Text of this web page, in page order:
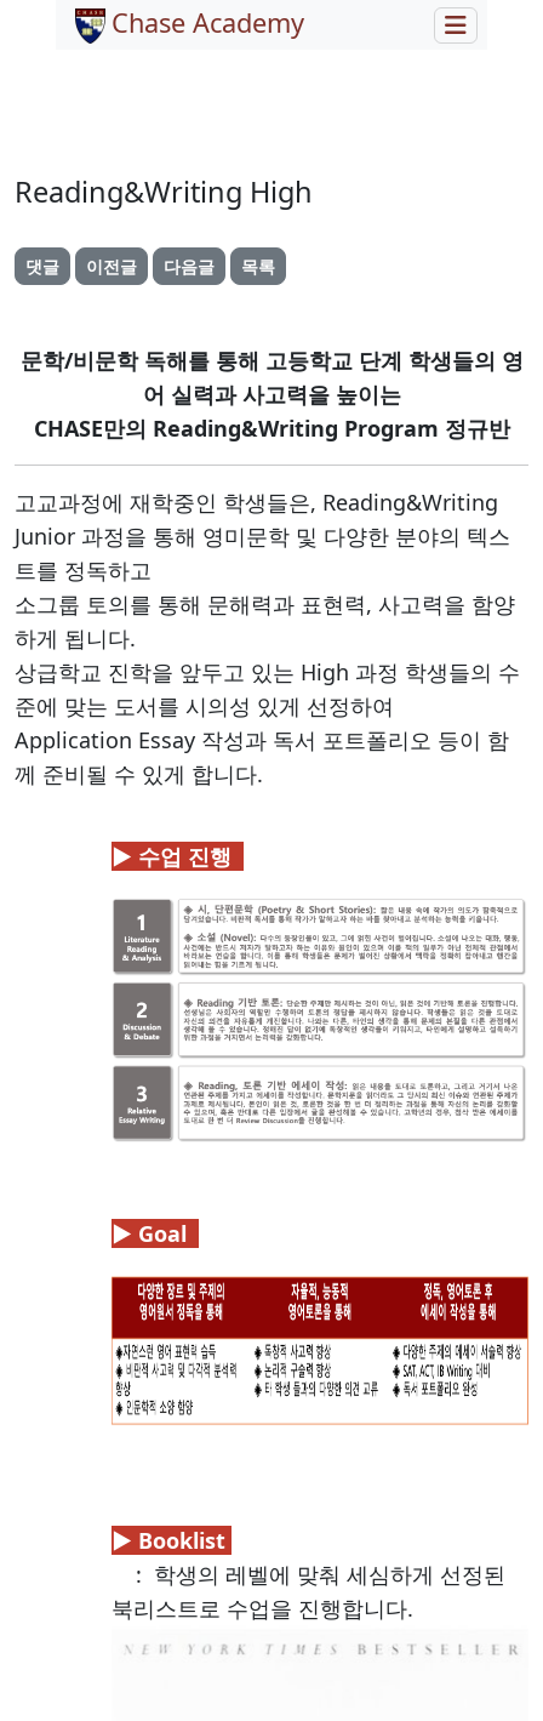
Chase Academy
Reading&Writing High
댓글 이전글 다음글 목록
문학/비문학 독해를 통해 고등학교 단계 학생들의 영
어 실력과 사고력을 높이는
CHASE만의 Reading&Writing Program 정규반
고교과정에 재학중인 학생들은, Reading&Writing
Junior 과정을 통해 영미문학 및 다양한 분야의 텍스
트를 정독하고
소그룹 토의를 통해 문해력과 표현력, 사고력을 함양
하게 됩니다.
상급학교 진학을 앞두고 있는 High 과정 학생들의 수
준에 맞는 도서를 시의성 있게 선정하여
Application Essay 작성과 독서 포트폴리오 등이 함
께 준비될 수 있게 합니다.
▶ 수업 진행
▶ Goal
▶ Booklist
: 학생의 레벨에 맞춰 세심하게 선정된
북리스트로 수업을 진행합니다.